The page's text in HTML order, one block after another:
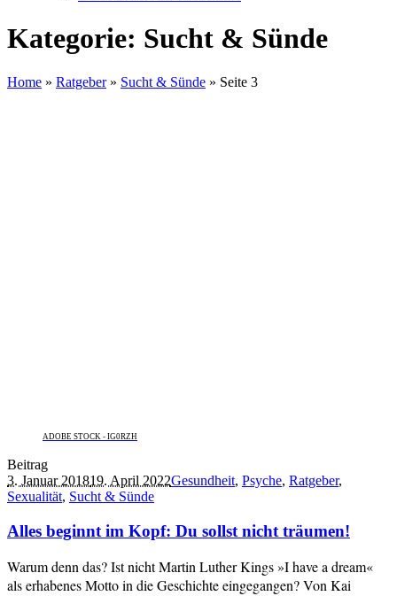
Kategorie: Sucht & Sünde
Home » Ratgeber» Sucht & Sünde » Seite 3
ADOBE STOCK - IG0RZH
Beitrag
3. Januar 201819. April 2022Gesundheit, Psyche, Ratgeber,
Sexualität, Sucht & Sünde
Alles beginnt im Kopf: Du sollst nicht träumen!
Warum denn das? Ist nicht Martin Luther Kings »I have a dream«
als erhabenes Motto in die Geschichte eingegangen? Von Kai